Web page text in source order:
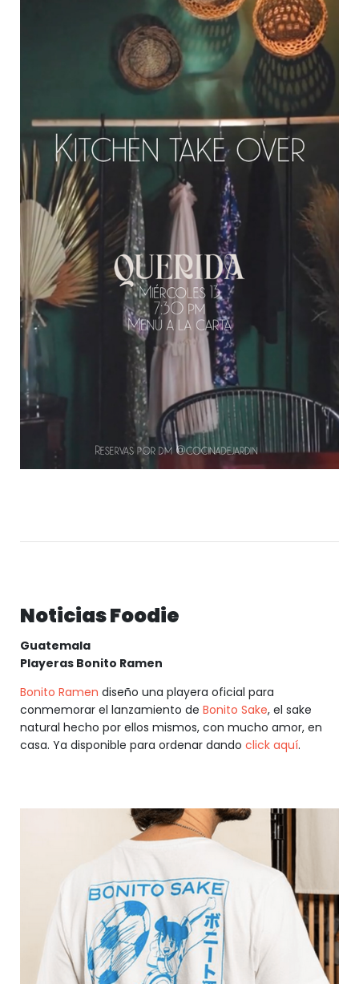
Noticias Foodie
Guatemala
Playeras Bonito Ramen
Bonito Ramen diseño una playera oficial para
conmemorar el lanzamiento de Bonito Sake, el sake
natural hecho por ellos mismos, con mucho amor, en
casa. Ya disponible para ordenar dando click aquí.